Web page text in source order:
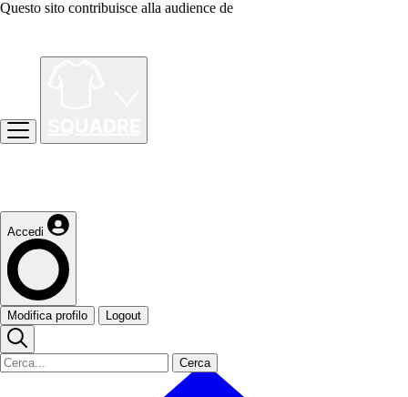
Questo sito contribuisce alla audience de
Accedi
Modifica profilo Logout
Cerca